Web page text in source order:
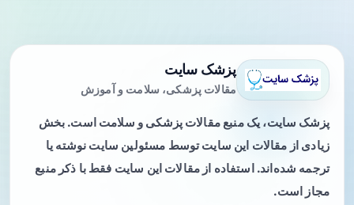
پزشک سایت
مقالات پزشکی، سلامت و آموزش
پزشک سایت، یک منبع مقالات پزشکی و سلامت است. بخش
زیادی از مقالات این سایت توسط مسئولین سایت نوشته یا
ترجمه شده‌اند. استفاده از مقالات این سایت فقط با ذکر منبع
مجاز است.